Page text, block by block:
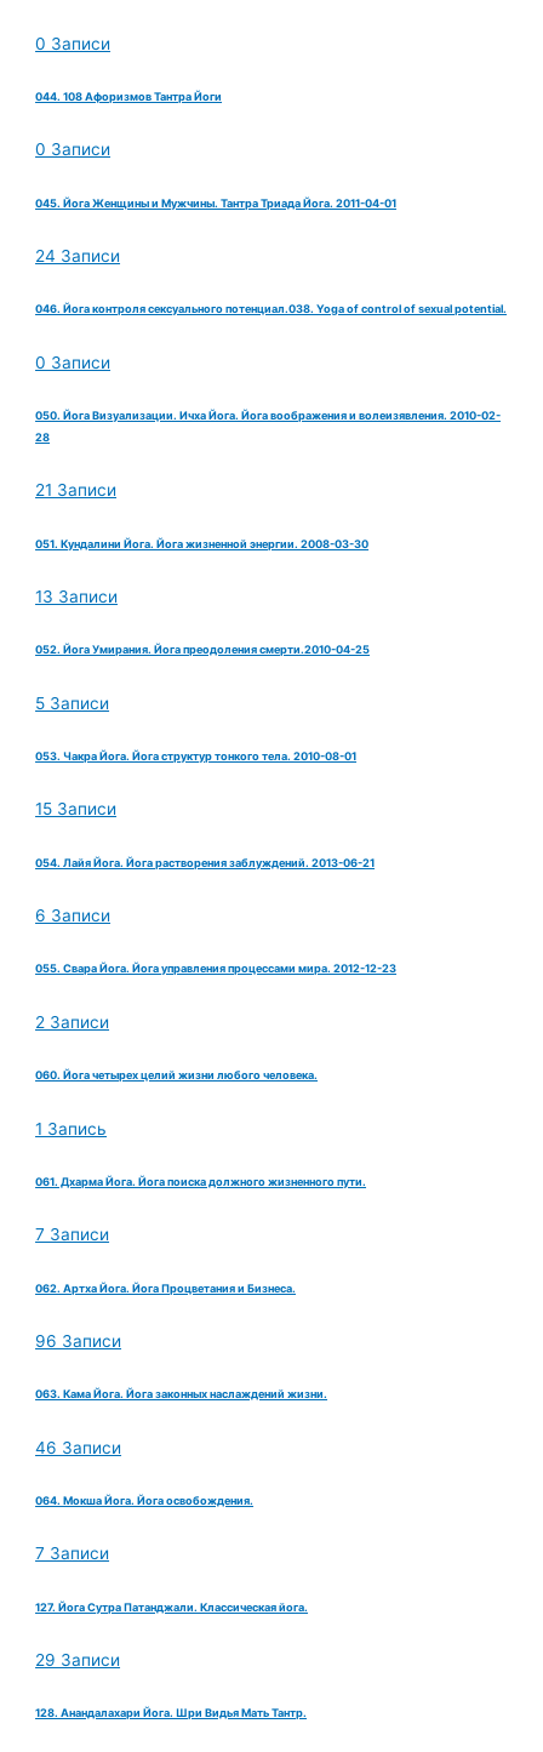
0 Записи
044. 108 Афоризмов Тантра Йоги
0 Записи
045. Йога Женщины и Мужчины. Тантра Триада Йога. 2011-04-01
24 Записи
046. Йога контроля сексуального потенциал.038. Yoga of control of sexual potential.
0 Записи
050. Йога Визуализации. Ичха Йога. Йога воображения и волеизявления. 2010-02-
28
21 Записи
051. Кундалини Йога. Йога жизненной энергии. 2008-03-30
13 Записи
052. Йога Умирания. Йога преодоления смерти.2010-04-25
5 Записи
053. Чакра Йога. Йога структур тонкого тела. 2010-08-01
15 Записи
054. Лайя Йога. Йога растворения заблуждений. 2013-06-21
6 Записи
055. Свара Йога. Йога управления процессами мира. 2012-12-23
2 Записи
060. Йога четырех целий жизни любого человека.
1 Запись
061. Дхарма Йога. Йога поиска должного жизненного пути.
7 Записи
062. Артха Йога. Йога Процветания и Бизнеса.
96 Записи
063. Кама Йога. Йога законных наслаждений жизни.
46 Записи
064. Мокша Йога. Йога освобождения.
7 Записи
127. Йога Сутра Патанджали. Классическая йога.
29 Записи
128. Анандалахари Йога. Шри Видья Мать Тантр.